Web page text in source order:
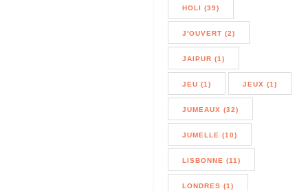
HOLI (39)
J'OUVERT (2)
JAIPUR (1)
JEU (1) JEUX (1)
JUMEAUX (32)
JUMELLE (10)
LISBONNE (11)
LONDRES (1)